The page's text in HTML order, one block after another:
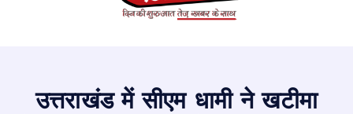
उत्तराखंड में सीएम धामी ने खटीमा